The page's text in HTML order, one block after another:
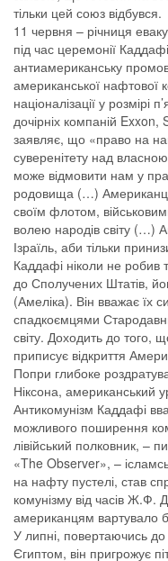
тільки цей союз відбувся.
11 червня – річниця
під час церемонії
антиамериканську
американської нафтової
націоналізації у розмірі
дочірніх компаній
заявляє, що «право на
суверенітету над
може відмовити нам у
родовища (…)
своїм флотом,
волею народів світу (…)
Ізраїль, аби тільки
Каддафі ніколи не робив
до Сполучених Штатів,
(Амеліка). Він вважає їх
спадкоємцями
світу. Доходить до того,
приписує відкриття
Попри глибоке
Ніксона, американський
Антикомунізм Каддафі
можливого поширення
лівійський полковник, –
«The Observer», –
на нафту пустелі, став
комунізму від часів Ж.Ф.
американцям вартувало
У липні, повертаючись
Єгиптом, він пригрожує